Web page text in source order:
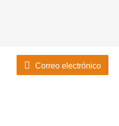
Correo electrónico